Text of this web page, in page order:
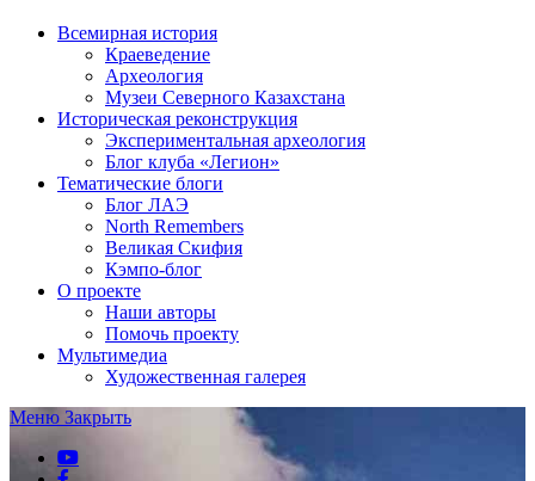
Всемирная история
Краеведение
Археология
Музеи Северного Казахстана
Историческая реконструкция
Экспериментальная археология
Блог клуба «Легион»
Тематические блоги
Блог ЛАЭ
North Remembers
Великая Скифия
Кэмпо-блог
О проекте
Наши авторы
Помочь проекту
Мультимедиа
Художественная галерея
Меню Закрыть